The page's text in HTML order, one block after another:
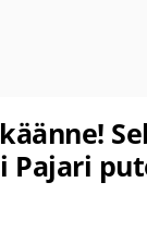
Pajari